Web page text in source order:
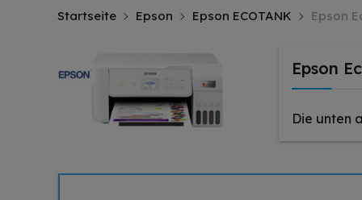
Startseite Epson Epson ECOTANK Epson
Epson
Die unten